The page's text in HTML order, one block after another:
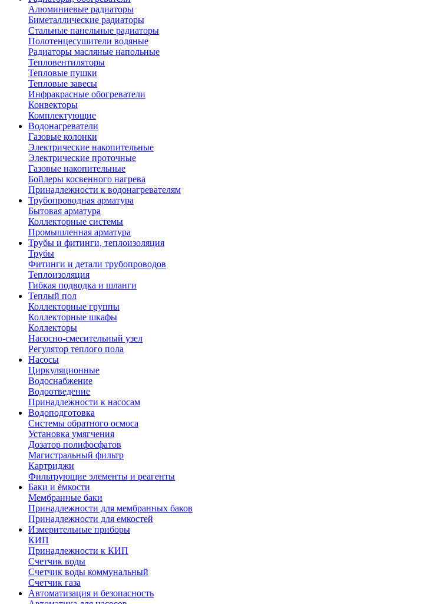
Алюминиевые радиаторы
Биметаллические радиаторы
Стальные панельные радиаторы
Полотенцесушители водяные
Радиаторы масляные напольные
Тепловентиляторы
Тепловые пушки
Тепловые завесы
Инфракрасные обогреватели
Конвекторы
Комплектующие
Водонагреватели
Газовые колонки
Электрические накопительные
Электрические проточные
Газовые накопительные
Бойлеры косвенного нагрева
Принадлежности к водонагревателям
Трубопроводная арматура
Бытовая арматура
Коллекторные системы
Промышленная арматура
Трубы и фитинги, теплоизоляция
Трубы
Фитинги и детали трубопроводов
Теплоизоляция
Гибкая подводка и шланги
Теплый пол
Коллекторные группы
Коллекторные шкафы
Коллекторы
Насосно-смесительный узел
Регулятор теплого пола
Насосы
Циркуляционные
Водоснабжение
Водоотведение
Принадлежности к насосам
Водоподготовка
Системы обратного осмоса
Установка умягчения
Дозатор полифосфатов
Магистральный фильтр
Картриджи
Фильтрующие элементы и реагенты
Баки и ёмкости
Мембранные баки
Принадлежности для мембранных баков
Принадлежности для емкостей
Измерительные приборы
КИП
Принадлежности к КИП
Счетчик воды
Счетчик воды коммунальный
Счетчик газа
Автоматизация и безопасность